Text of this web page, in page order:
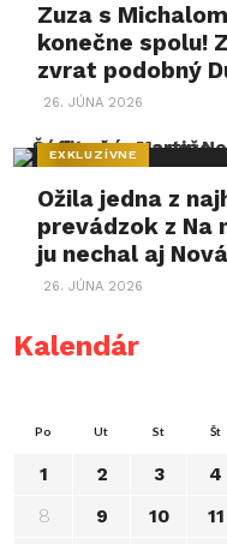
Zuza s
konečne spolu!
zvrat podobný
26. JÚNA 2026
EXKLUZÍVNE
Ožila jedna z
prevádzok z Na
ju nechal aj
26. JÚNA 2026
Kalendár
Po Ut St Št
1 2 3 4
8 9 10 11